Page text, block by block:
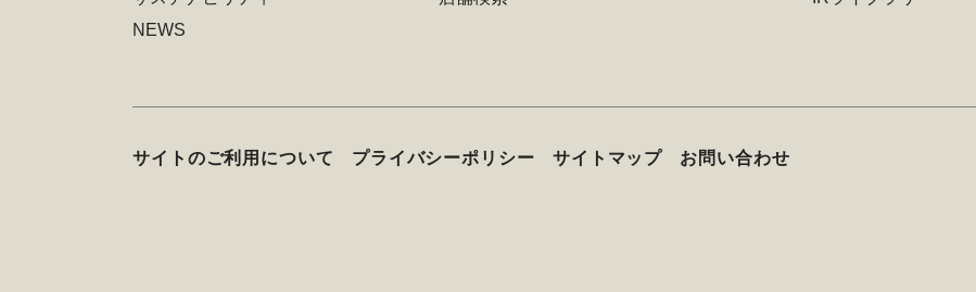
NEWS
サイトのご利用について プライバシーポリシー サイトマップ お問い合わせ